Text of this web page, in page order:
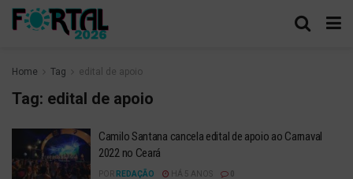
Home Tag edital de apoio
Tag: edital de apoio
Camilo Santana cancela edital de apoio ao Carnaval
2022 no Ceará
POR REDAÇÃO HÁ 5 ANOS